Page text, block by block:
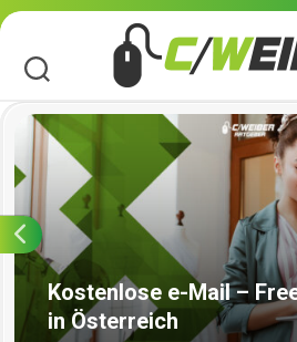
Skip
content
Kostenlose e-Mail –
in Österreich